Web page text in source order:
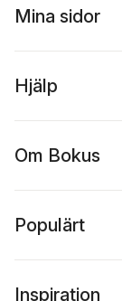
Mina sidor
Hjälp
Om Bokus
Populärt
Inspiration